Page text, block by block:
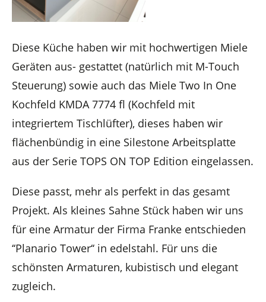
Diese Küche haben wir mit hochwertigen Miele
Geräten aus- gestattet (natürlich mit M-Touch
Steuerung) sowie auch das Miele Two In One
Kochfeld KMDA 7774 fl (Kochfeld mit
integriertem Tischlüfter), dieses haben wir
flächenbündig in eine Silestone Arbeitsplatte
aus der Serie TOPS ON TOP Edition eingelassen.
Diese passt, mehr als perfekt in das gesamt
Projekt. Als kleines Sahne Stück haben wir uns
für eine Armatur der Firma Franke entschieden
‘‘Planario Tower‘‘ in edelstahl. Für uns die
schönsten Armaturen, kubistisch und elegant
zugleich.